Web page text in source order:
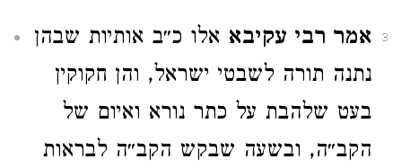
3 אמר רבי עקיבא אלו כ״ב אותיות שבהן
נתנה תורה לשבטי ישראל, והן חקוקין
בעט שלהבת על כתר נורא ואיום של
הקב״ה, ובשעה שבקש הקב״ה לבראות